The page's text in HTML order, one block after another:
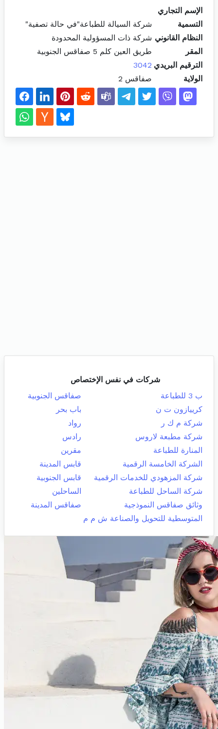
الإسم التجاري
التسمية
شركة السيالة للطباعة"في حالة تصفية"
النظام القانوني شركة ذات المسؤولية المحدودة
المقر
طريق العين كلم 5 صفاقس الجنوبية
الترقيم البريدي 3042
الولاية
صفاقس 2
شركات في نفس الإختصاص
ب 3 للطباعة
صفاقس الجنوبية
كرييازون ت ن
باب بحر
شركة م ك ر
رواد
شركة مطبعة لاروس
رادس
المنارة للطباعة
مقرين
الشركة الخامسة الرقمية
قابس المدينة
شركة المزهودي للخدمات الرقمية
قابس الجنوبية
شركة الساحل للطباعة
الساحلين
وثائق صفاقس النموذجية
صفاقس المدينة
المتوسطية للتحويل والصناعة ش م م